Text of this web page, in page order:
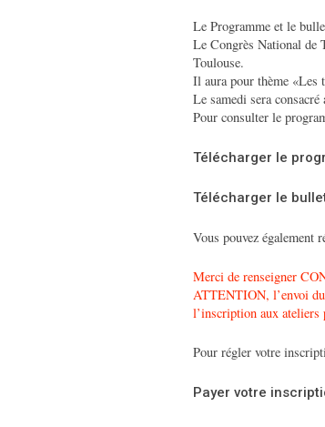
Le Programme et le
Le Congrès National de
Toulouse.
Il aura pour thème «Les
Le samedi sera
Pour consulter le
Télécharger le
Télécharger le
Vous pouvez également
Merci de renseigner
ATTENTION, l’envoi
l’inscription aux ateliers
Pour régler votre
Payer votre